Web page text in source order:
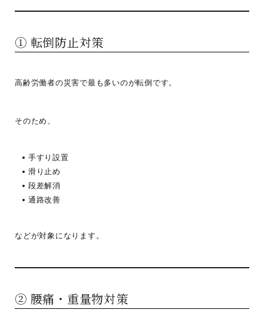
① 転倒防止対策
高齢労働者の災害で最も多いのが転倒です。
そのため、
手すり設置
滑り止め
段差解消
通路改善
などが対象になります。
② 腰痛・重量物対策